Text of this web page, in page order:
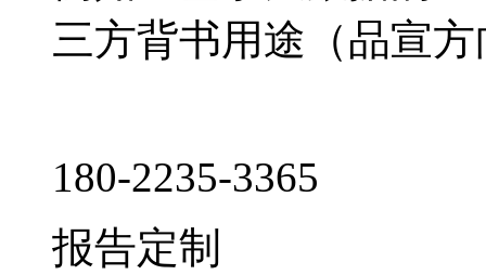
三方背书用途（品宣
180-2235-3365
报告定制